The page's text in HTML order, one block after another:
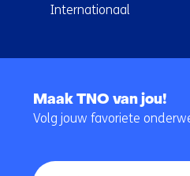
Internationaal
Maak TNO van jou!
Volg jouw favoriete